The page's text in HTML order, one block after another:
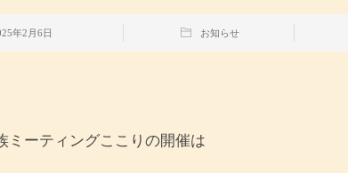
年2月6日 お知らせ
ミーティングここりの開催は